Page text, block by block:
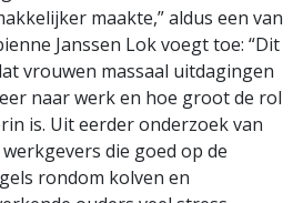
maakte,” aldus een van
Janssen Lok voegt toe: “Dit
vrouwen massaal uitdagingen
naar werk en hoe groot de rol
is. Uit eerder onderzoek van
die goed op de
rondom kolven en